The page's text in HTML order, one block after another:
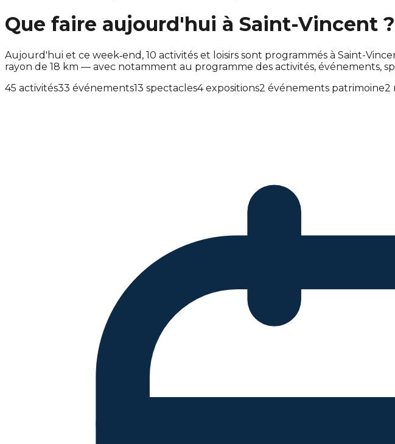
Que faire aujourd'hui à Saint-Vincent ?
Aujourd'hui et ce week‑end, 10 activités et loisirs sont programmés à Saint-
rayon de 18 km — avec notamment au programme des activités, événements,
45 activités33 événements13 spectacles4 expositions2 événements patrimoine2